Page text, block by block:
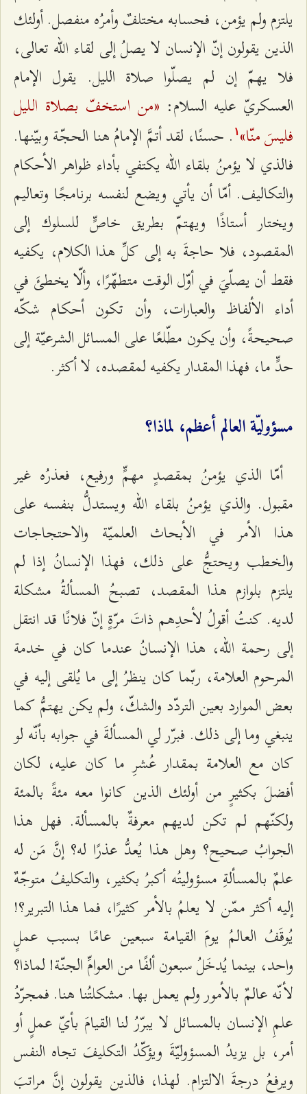
يلتزم ولم يؤمن، فحسابه مختلفٌ وأمرُه منفصل. أولئك
الذين يقولون إنّ الإنسان لا يصلُ إلى لقاء الله تعالى،
فلا يهمّ إن لم يصلّوا صلاة الليل. يقول الإمام
العسكريّ عليه السلام: «من استخفّ بصلاة الليل
فليسَ منّا» ۱ . حسنًا، لقد أتمَّ الإمامُ هنا الحجّة وبيّنها.
فالذي لا يؤمنُ بلقاء الله يكتفي بأداء ظواهر الأحكام
والتكاليف. أمّا أن يأتي ويضع لنفسه برنامجًا وتعاليم
ويختار أستاذًا ويهتمّ بطريق خاصٍّ للسلوك إلى
المقصود، فلا حاجةَ به إلى كلِّ هذا الكلام، يكفيه
فقط أن يصلّيَ في أوّل الوقت متطهّرًا، وألّا يخطئَ في
أداء الألفاظ والعبارات، وأن تكون أحكام شكّه
صحيحةً، وأن يكون مطّلعًا على المسائل الشرعيّة إلى
حدٍّ ما، فهذا المقدار يكفيه لمقصده، لا أكثر.
مسؤوليّة العالم أعظم، لماذا؟
أمّا الذي يؤمنُ بمقصدٍ مهمٍّ ورفيع، فعذرُه غير
مقبول. والذي يؤمنُ بلقاء الله ويستدلُّ بنفسه على
هذا الأمر في الأبحاث العلميّة والاحتجاجات
والخطب ويحتجُّ على ذلك، فهذا الإنسانُ إذا لم
يلتزم بلوازم هذا المقصد، تصبحُ المسألةُ مشكلة
لديه. كنتُ أقولُ لأحدِهم ذاتَ مرّةٍ إنّ فلانًا قد انتقل
إلى رحمة الله، هذا الإنسانُ عندما كان في خدمة
المرحوم العلامة، ربّما كان ينظرُ إلى ما يُلقى إليه في
بعض الموارد بعين التردّد والشكّ، ولم يكن يهتمُّ كما
ينبغي وما إلى ذلك. فبرّر لي المسألةَ في جوابه بأنّه لو
كان مع العلامة بمقدار عُشرِ ما كان عليه، لكان
أفضلَ بكثيرٍ من أولئك الذين كانوا معه مئةً بالمئة
ولكنّهم لم تكن لديهم معرفةٌ بالمسألة. فهل هذا
الجوابُ صحيح؟ وهل هذا يُعدُّ عذرًا له؟ إنَّ مَن له
علمٌ بالمسألةِ مسؤوليتُه أكبرُ بكثير، والتكليفُ متوجّهٌ
إليه أكثر ممّن لا يعلمُ بالأمر كثيرًا، فما هذا التبرير؟!
يُوقَفُ العالمُ يومَ القيامة سبعين عامًا بسبب عملٍ
واحد، بينما يُدخَلُ سبعون ألفًا من العوامِّ الجنّة! لماذا؟
لأنّه عالمٌ بالأمور ولم يعمل بها. مشكلتُنا هنا. فمجرّدُ
علمِ الإنسان بالمسائل لا يبرّرُ لنا القيامَ بأيّ عملٍ أو
أمر، بل يزيدُ المسؤوليّةَ ويؤكّدُ التكليفَ تجاه النفس
ويرفعُ درجةَ الالتزام. لهذا، فالذين يقولون إنَّ مراتبَ